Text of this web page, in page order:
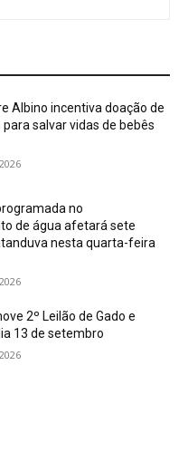
Albino incentiva doação de
salvar vidas de bebês
no
de água afetará sete
nesta quarta-feira
2º Leilão de Gado e
13 de setembro